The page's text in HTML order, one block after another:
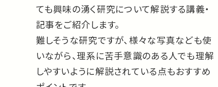
ても興味の湧く研究について解説する講義・
記事をご紹介します。
難しそうな研究ですが、様々な写真なども使
いながら、理系に苦手意識のある人でも理解
しやすいように解説されている点もおすすめ